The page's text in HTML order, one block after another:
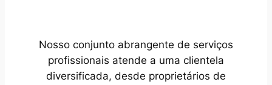
Nosso conjunto abrangente de serviços
profissionais atende a uma clientela
diversificada, desde proprietários de